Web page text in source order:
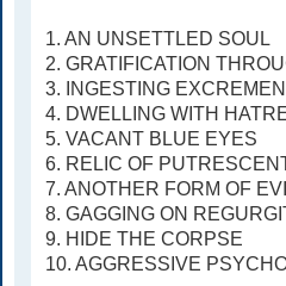
1. AN UNSETTLED SOUL
2. GRATIFICATION
3. INGESTING
4. DWELLING WITH
5. VACANT BLUE EYES
6. RELIC OF
7. ANOTHER FORM OF
8. GAGGING ON
9. HIDE THE CORPSE
10. AGGRESSIVE